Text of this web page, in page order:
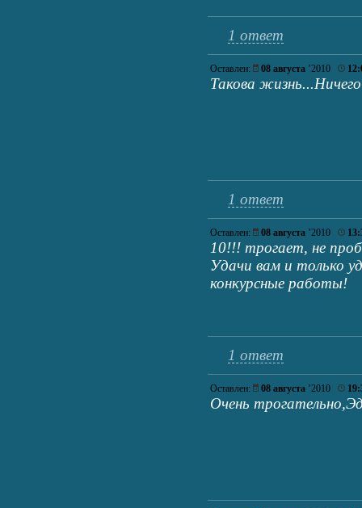
1 ответ
Оставлен: 08 августа ’2010
Такова
1 ответ
Оставлен: 08 августа ’2010
10!!! трогает, не
Удачи вам и только
конкурсные работы!
1 ответ
Оставлен: 08 августа ’2010
Очень